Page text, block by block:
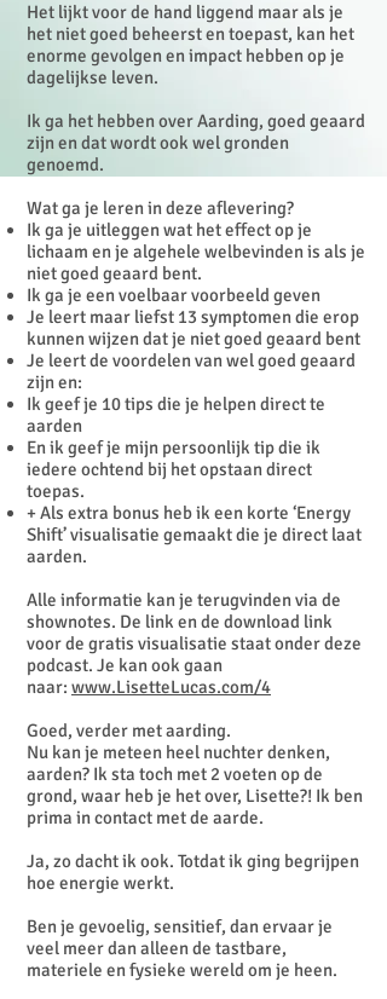
Het lijkt voor de hand liggend maar als je
het niet goed beheerst en toepast, kan het
enorme gevolgen en impact hebben op je
dagelijkse leven.
Ik ga het hebben over Aarding, goed geaard
zijn en dat wordt ook wel gronden
genoemd.
Wat ga je leren in deze aflevering?
Ik ga je uitleggen wat het effect op je
lichaam en je algehele welbevinden is als je
niet goed geaard bent.
Ik ga je een voelbaar voorbeeld geven
Je leert maar liefst 13 symptomen die erop
kunnen wijzen dat je niet goed geaard bent
Je leert de voordelen van wel goed geaard
zijn en:
Ik geef je 10 tips die je helpen direct te
aarden
En ik geef je mijn persoonlijk tip die ik
iedere ochtend bij het opstaan direct
toepas.
+ Als extra bonus heb ik een korte ‘Energy
Shift’ visualisatie gemaakt die je direct laat
aarden.
Alle informatie kan je terugvinden via de
shownotes. De link en de download link
voor de gratis visualisatie staat onder deze
podcast. Je kan ook gaan
naar: www.LisetteLucas.com/4
Goed, verder met aarding.
Nu kan je meteen heel nuchter denken,
aarden? Ik sta toch met 2 voeten op de
grond, waar heb je het over, Lisette?! Ik ben
prima in contact met de aarde.
Ja, zo dacht ik ook. Totdat ik ging begrijpen
hoe energie werkt.
Ben je gevoelig, sensitief, dan ervaar je
veel meer dan alleen de tastbare,
materiele en fysieke wereld om je heen.